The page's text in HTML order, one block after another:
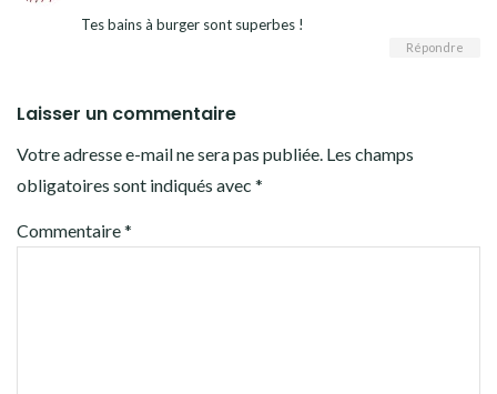
Tes bains à burger sont superbes !
Répondre
Laisser un commentaire
Votre adresse e-mail ne sera pas publiée. Les champs
obligatoires sont indiqués avec *
Commentaire*